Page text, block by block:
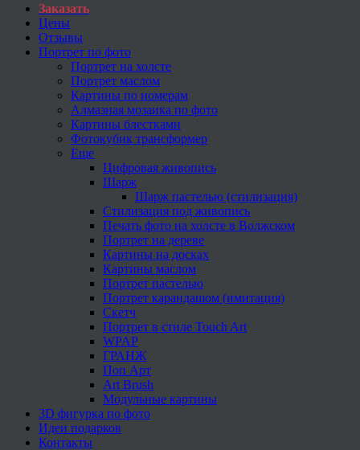
Заказать
Цены
Отзывы
Портрет по фото
Портрет на холсте
Портрет маслом
Картины по номерам
Алмазная мозаика по фото
Картины блестками
Фотокубик трансформер
Еще
Цифровая живопись
Шарж
Шарж пастелью (стилизация)
Стилизация под живопись
Печать фото на холсте в Волжском
Портрет на дереве
Картины на досках
Картины маслом
Портрет пастелью
Портрет карандашом (имитация)
Скетч
Портрет в стиле Touch Art
WPAP
ГРАНЖ
Поп Арт
Art Brush
Модульные картины
3D фигурка по фото
Идеи подарков
Контакты